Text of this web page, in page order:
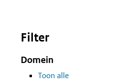
Filter
Domein
Toon alle